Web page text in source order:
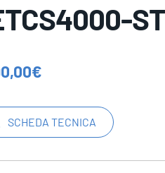
ST
€
SCHEDA TECNICA